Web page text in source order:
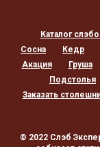
Каталог
Сосна
Кедр
Акация
Груша
Подстолья
Заказать
© 2022 Слэб